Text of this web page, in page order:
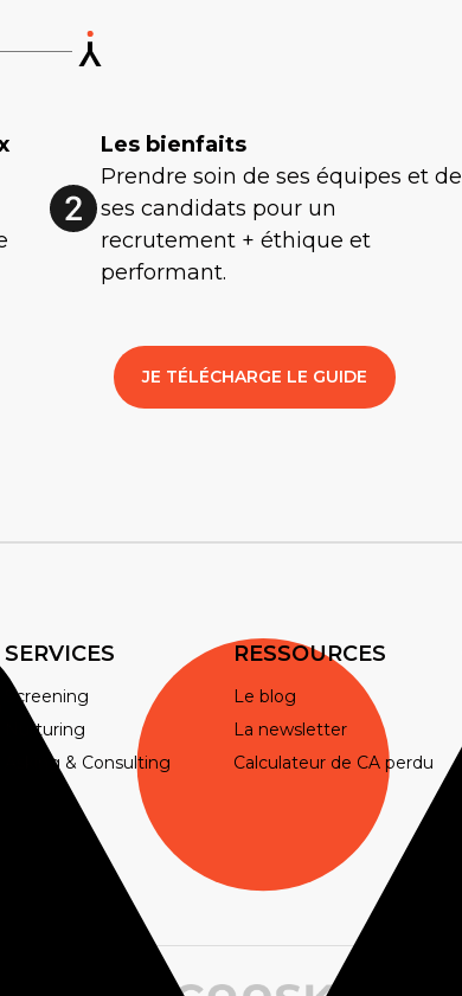
Les bienfaits
Prendre soin de ses équipes et de
ses candidats pour un
recrutement + éthique et
performant.
JE TÉLÉCHARGE LE GUIDE
SERVICES
Screening
Nurturing
Asking & Consulting
RESSOURCES
Le blog
La newsletter
Calculateur de CA perdu